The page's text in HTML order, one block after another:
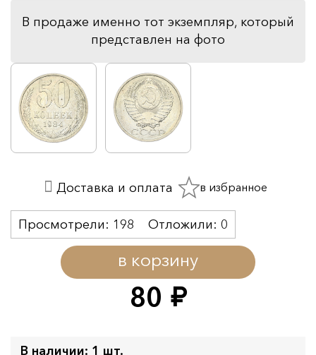
В продаже именно тот экземпляр, который
представлен на фото
80 руб.
в корзину
Просмотрели: 198 Отложили: 0
Доставка и оплата в избранное
В наличии: 1 шт.